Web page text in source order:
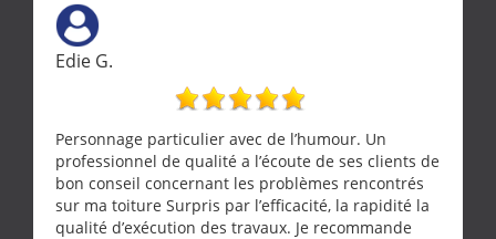
puisse s’envoler. Après quoi il a procédé au
ramonage de notre insert avec dextérité et une
grande propreté, nous gratifiant également de
nombreux conseils concernant d’autres sujets. Un
entrepreneur comme on souhaite en rencontrer.
Encore un grand merci à lui.
Edie G.
Personnage particulier avec de l’humour. Un
professionnel de qualité a l’écoute de ses clients de
bon conseil concernant les problèmes rencontrés
sur ma toiture Surpris par l’efficacité, la rapidité la
qualité d’exécution des travaux. Je recommande